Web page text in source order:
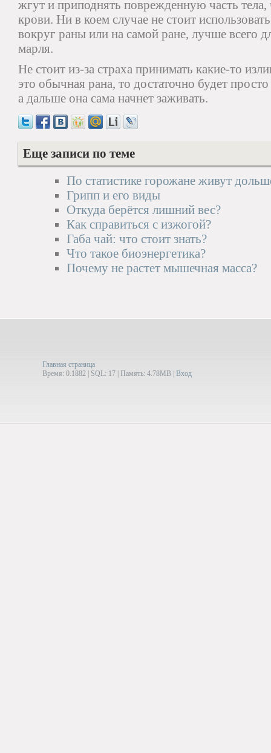
жгут и приподнять поврежденную часть
крови. Ни в коем случае не стоит
вокруг раны или на самой ране, лучше всего
марля.
Не стоит из-за страха принимать какие-то
это обычная рана, то достаточно будет
а дальше она сама начнет заживать.
Еще записи по теме
По статистике горожане живут
Грипп и его виды
Откуда берётся лишний вес?
Как справиться с изжогой?
Габа чай: что стоит знать?
Что такое биоэнергетика?
Почему не растет мышечная масса?
Главная страница
Время: 0.1882 | SQL: 17 | Память: 4.78MB Вход